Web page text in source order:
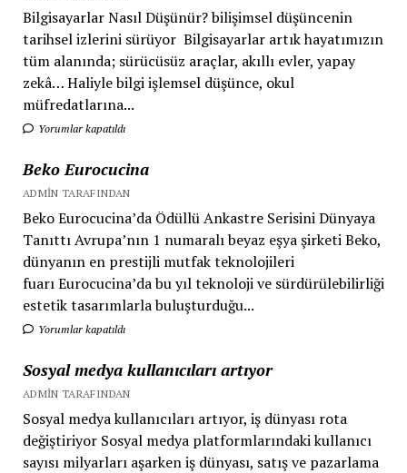
Bilgisayarlar Nasıl Düşünür? bilişimsel düşüncenin
tarihsel izlerini sürüyor Bilgisayarlar artık hayatımızın
tüm alanında; sürücüsüz araçlar, akıllı evler, yapay
zekâ… Haliyle bilgi işlemsel düşünce, okul
müfredatlarına...
Yorumlar kapatıldı
Beko Eurocucina
ADMIN TARAFINDAN
Beko Eurocucina’da Ödüllü Ankastre Serisini Dünyaya
Tanıttı Avrupa’nın 1 numaralı beyaz eşya şirketi Beko,
dünyanın en prestijli mutfak teknolojileri
fuarı Eurocucina’da bu yıl teknoloji ve sürdürülebilirliği
estetik tasarımlarla buluşturduğu...
Yorumlar kapatıldı
Sosyal medya kullanıcıları artıyor
ADMIN TARAFINDAN
Sosyal medya kullanıcıları artıyor, iş dünyası rota
değiştiriyor Sosyal medya platformlarındaki kullanıcı
sayısı milyarları aşarken iş dünyası, satış ve pazarlama